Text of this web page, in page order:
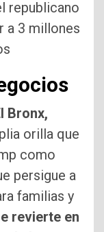
republicano
a 3 millones
Bronx,
orilla que
como
persigue a
familias y
revierte en